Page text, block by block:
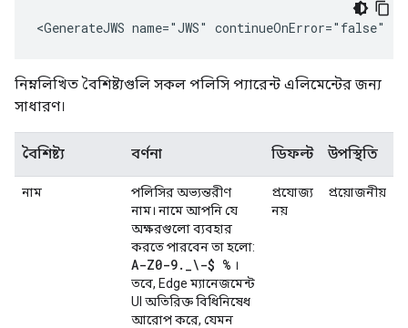
<GenerateJWS name="JWS"
নিম্নলিখিত বৈশিষ্ট্যগুলি সকল পলিসি প্যারেন্ট এলিমেন্টের জন্য
সাধারণ।
বৈশিষ্ট্য বর্ণনা ডিফল্ট উপস্থিতি
নাম
পলিসির অভ্যন্তরীণ
নাম। নামে আপনি যে
অক্ষরগুলো ব্যবহার
করতে পারবেন তা হলো:
A-Z0-9. _\-$ % ।
তবে, Edge ম্যানেজমেন্ট
UI অতিরিক্ত বিধিনিষেধ
আরোপ করে, যেমন
প্রযোজ্য
নয়
প্রয়োজনীয়